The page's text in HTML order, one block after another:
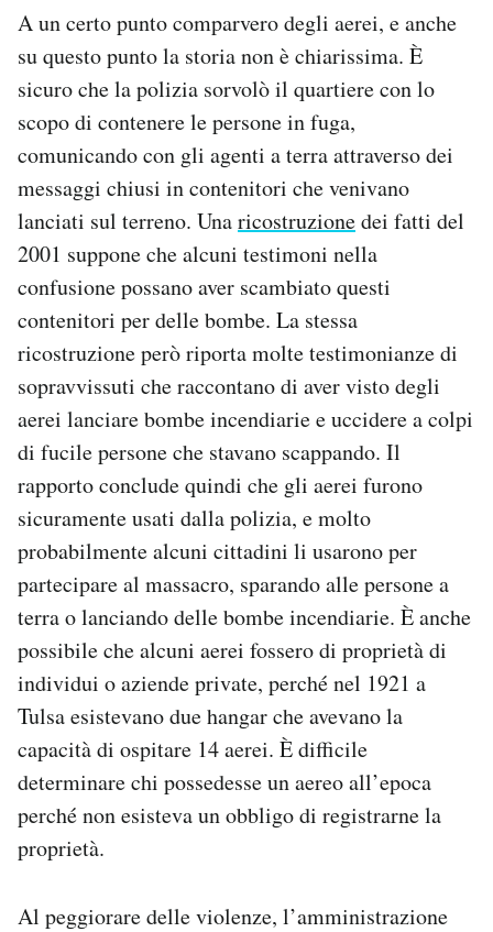
A un certo punto comparvero degli aerei, e anche
su questo punto la storia non è chiarissima. È
sicuro che la polizia sorvolò il quartiere con lo
scopo di contenere le persone in fuga,
comunicando con gli agenti a terra attraverso dei
messaggi chiusi in contenitori che venivano
lanciati sul terreno. Unaricostruzionedei fatti del
2001 suppone che alcuni testimoni nella
confusione possano aver scambiato questi
contenitori per delle bombe. La stessa
ricostruzione però riporta molte testimonianze di
sopravvissuti che raccontano di aver visto degli
aerei lanciare bombe incendiarie e uccidere a colpi
di fucile persone che stavano scappando. Il
rapporto conclude quindi che gli aerei furono
sicuramente usati dalla polizia, e molto
probabilmente alcuni cittadini li usarono per
partecipare al massacro, sparando alle persone a
terra o lanciando delle bombe incendiarie. È anche
possibile che alcuni aerei fossero di proprietà di
individui o aziende private, perché nel 1921 a
Tulsa esistevano due hangar che avevano la
capacità di ospitare 14 aerei. È difficile
determinare chi possedesse un aereo all’epoca
perché non esisteva un obbligo di registrarne la
proprietà.
Al peggiorare delle violenze, l’amministrazione